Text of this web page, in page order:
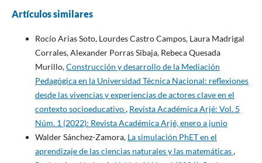
Artículos similares
Rocío Arias Soto, Lourdes Castro Campos, Laura Madrigal
Corrales, Alexander Porras Sibaja, Rebeca Quesada
Murillo,Construcción y desarrollo de la Mediación
Pedagógica en la Universidad Técnica Nacional: reflexiones
desde las vivencias y experiencias de actores clave en el
contexto socioeducativo, Revista Académica Arjé: Vol. 5
Núm. 1 (2022): Revista Académica Arjé, enero a junio
Walder Sánchez-Zamora, La simulación PhET en el
aprendizaje de las ciencias naturales y las matemáticas,